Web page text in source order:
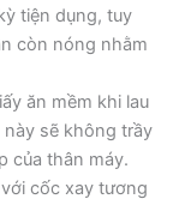
tiện dụng, tuy
còn nóng nhằm
ăn mềm khi lau
sẽ không trầy
của thân máy.
cốc xay tương